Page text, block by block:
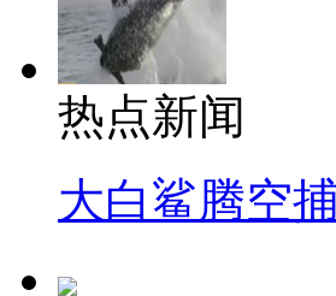
热点新闻
大白鲨腾空